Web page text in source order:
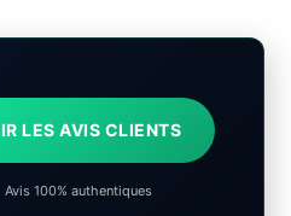
LES AVIS CLIENTS
Avis 100% authentiques